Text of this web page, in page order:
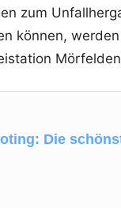
zum
können,
Die